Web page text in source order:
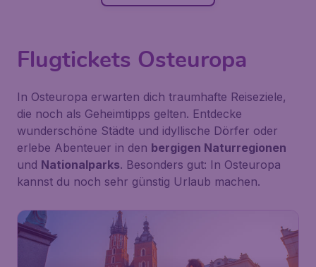
Flugtickets Osteuropa
In Osteuropa erwarten dich traumhafte Reiseziele,
die noch als Geheimtipps gelten. Entdecke
wunderschöne Städte und idyllische Dörfer oder
erlebe Abenteuer in den bergigen Naturregionen
und Nationalparks. Besonders gut: In Osteuropa
kannst du noch sehr günstig Urlaub machen.